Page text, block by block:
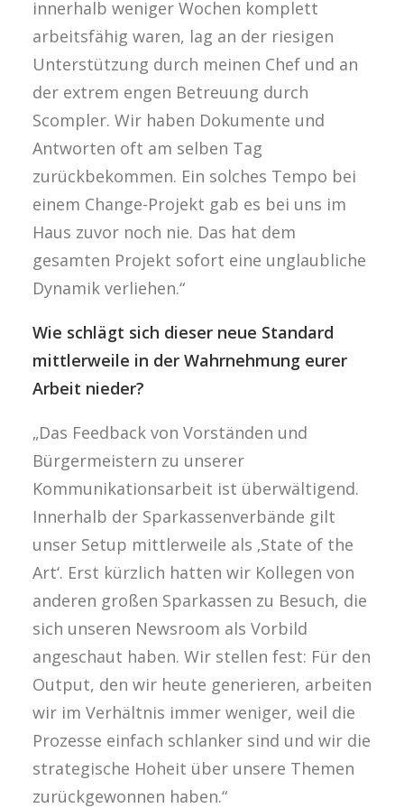
innerhalb weniger Wochen komplett
arbeitsfähig waren, lag an der riesigen
Unterstützung durch meinen Chef und an
der extrem engen Betreuung durch
Scompler. Wir haben Dokumente und
Antworten oft am selben Tag
zurückbekommen. Ein solches Tempo bei
einem Change-Projekt gab es bei uns im
Haus zuvor noch nie. Das hat dem
gesamten Projekt sofort eine unglaubliche
Dynamik verliehen.“
Wie schlägt sich dieser neue Standard
mittlerweile in der Wahrnehmung eurer
Arbeit nieder?
„Das Feedback von Vorständen und
Bürgermeistern zu unserer
Kommunikationsarbeit ist überwältigend.
Innerhalb der Sparkassenverbände gilt
unser Setup mittlerweile als ‚State of the
Art‘. Erst kürzlich hatten wir Kollegen von
anderen großen Sparkassen zu Besuch, die
sich unseren Newsroom als Vorbild
angeschaut haben. Wir stellen fest: Für den
Output, den wir heute generieren, arbeiten
wir im Verhältnis immer weniger, weil die
Prozesse einfach schlanker sind und wir die
strategische Hoheit über unsere Themen
zurückgewonnen haben.“